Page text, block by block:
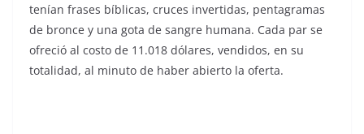
tenían frases bíblicas, cruces invertidas, pentagramas
de bronce y una gota de sangre humana. Cada par se
ofreció al costo de 11.018 dólares, vendidos, en su
totalidad, al minuto de haber abierto la oferta.